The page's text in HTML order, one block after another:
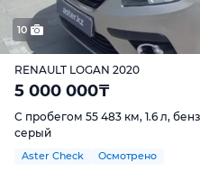
10
RENAULT LOGAN 2020
5 000 000₸
С пробегом 55 483 км, 1.6 л,
серый
Aster Check Осмотрено